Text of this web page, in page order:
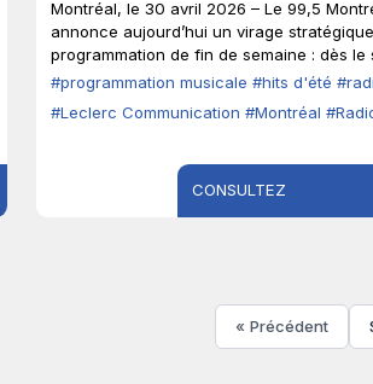
temps, sans toucher à
voix fortes en semaine.
Montréal, le 30 avril 2026 – Le 99,5
annonce aujourd’hui un virage
programmation de fin de semaine : dès le
#programmation musicale #hits d'été
#Leclerc Communication #Montréal
CONSULTEZ
« Précédent